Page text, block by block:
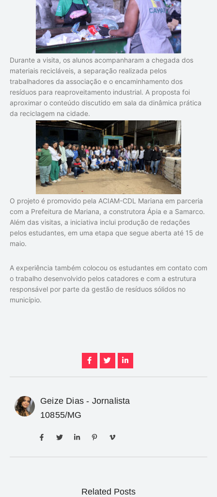
Durante a visita, os alunos acompanharam a chegada dos
materiais recicláveis, a separação realizada pelos
trabalhadores da associação e o encaminhamento dos
resíduos para reaproveitamento industrial. A proposta foi
aproximar o conteúdo discutido em sala da dinâmica prática
da reciclagem na cidade.
O projeto é promovido pela ACIAM-CDL Mariana em parceria
com a Prefeitura de Mariana, a construtora Ápia e a Samarco.
Além das visitas, a iniciativa inclui produção de redações
pelos estudantes, em uma etapa que segue aberta até 15 de
maio.
A experiência também colocou os estudantes em contato com
o trabalho desenvolvido pelos catadores e com a estrutura
responsável por parte da gestão de resíduos sólidos no
município.
Geize Dias - Jornalista
10855/MG
Related Posts